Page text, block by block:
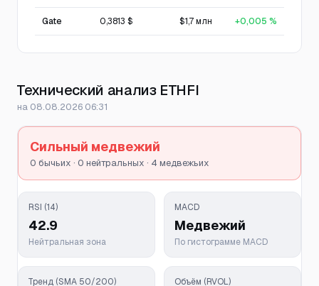
Gate 0,3813 $ $1,7 млн +0,005 %
Технический анализ ETHFI
на 08.08.2026 06:31
Сильный медвежий
0 бычьих · 0 нейтральных · 4 медвежьих
RSI (14)
42.9
Нейтральная зона
MACD
Медвежий
По гистограмме MACD
Тренд (SMA 50/200) Объём (RVOL)